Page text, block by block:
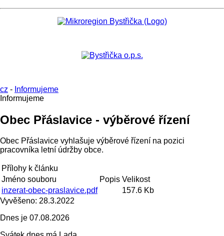
cz - Informujeme
Informujeme
Obec Přáslavice - výběrové řízení
Obec Přáslavice vyhlašuje výběrové řízení na pozici
pracovníka letní údržby obce.
Přílohy k článku
Jméno souboru
Popis Velikost
inzerat-obec-praslavice.pdf
157.6 Kb
Vyvěšeno: 28.3.2022
Dnes je 07.08.2026